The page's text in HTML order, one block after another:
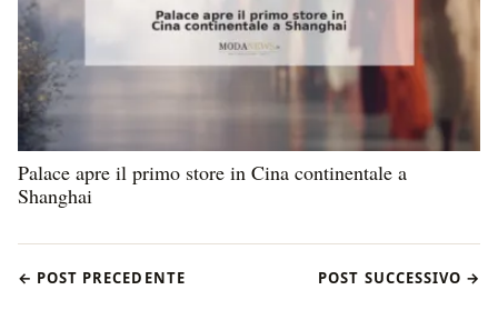
Palace apre il primo store in Cina continentale a
Shanghai
← POST PRECEDENTE POST SUCCESSIVO →